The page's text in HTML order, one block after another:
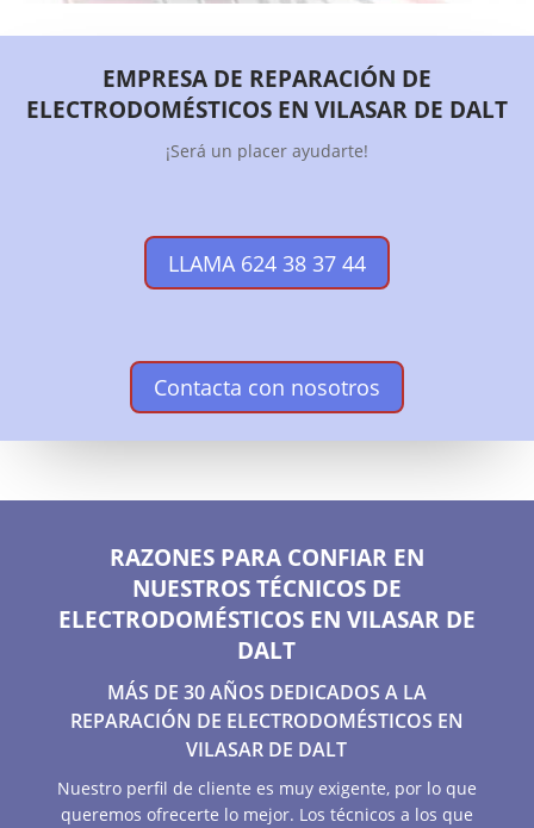
EMPRESA DE REPARACIÓN DE
ELECTRODOMÉSTICOS EN VILASAR DE DALT
¡Será un placer ayudarte!
LLAMA 624 38 37 44
Contacta con nosotros
RAZONES PARA CONFIAR EN
NUESTROS TÉCNICOS DE
ELECTRODOMÉSTICOS EN VILASAR DE
DALT
MÁS DE 30 AÑOS DEDICADOS A LA
REPARACIÓN DE ELECTRODOMÉSTICOS EN
VILASAR DE DALT
Nuestro perfil de cliente es muy exigente, por lo que
queremos ofrecerte lo mejor. Los técnicos a los que